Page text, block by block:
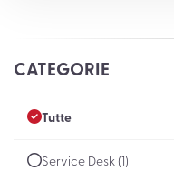
CATEGORIE
Tutte
Service Desk (1)